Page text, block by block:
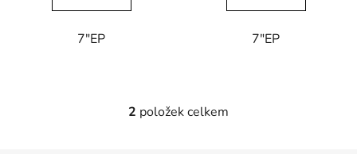
7"EP 7"EP
O
2 položek celkem